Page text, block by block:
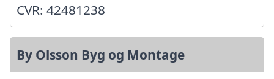
CVR: 42481238
By Olsson Byg og Montage